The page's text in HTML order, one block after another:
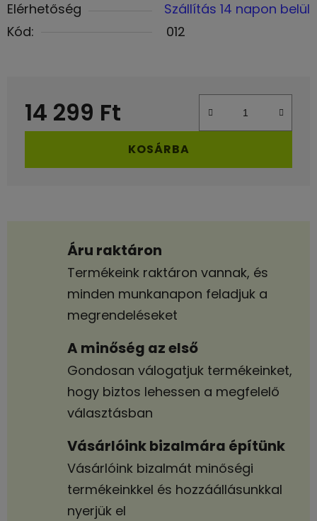
Elérhetőség
Szállítás 14 napon belül
Kód:
012
14 299 Ft
Egységár:
KOSÁRBA
Áru raktáron
Termékeink raktáron vannak, és
minden munkanapon feladjuk a
megrendeléseket
A minőség az első
Gondosan válogatjuk termékeinket,
hogy biztos lehessen a megfelelő
választásban
Vásárlóink bizalmára építünk
Vásárlóink bizalmát minőségi
termékeinkkel és hozzáállásunkkal
nyerjük el